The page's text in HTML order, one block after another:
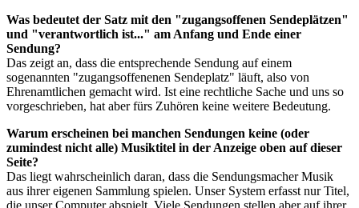
Was bedeutet der Satz mit den "zugangsoffenen Sendeplätzen"
und "verantwortlich ist..." am Anfang und Ende einer
Sendung?
Das zeigt an, dass die entsprechende Sendung auf einem
sogenannten "zugangsoffenenen Sendeplatz" läuft, also von
Ehrenamtlichen gemacht wird. Ist eine rechtliche Sache und uns so
vorgeschrieben, hat aber fürs Zuhören keine weitere Bedeutung.
Warum erscheinen bei manchen Sendungen keine (oder
zumindest nicht alle) Musiktitel in der Anzeige oben auf dieser
Seite?
Das liegt wahrscheinlich daran, dass die Sendungsmacher Musik
aus ihrer eigenen Sammlung spielen. Unser System erfasst nur Titel,
die unser Computer abspielt. Viele Sendungen stellen aber auf ihrer